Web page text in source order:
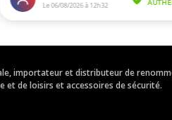
importateur et distributeur de
et de loisirs et accessoires de sécurité.